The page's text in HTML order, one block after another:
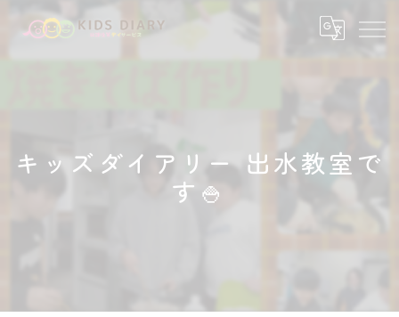
キッズダイアリー 出水教室で
す🍚